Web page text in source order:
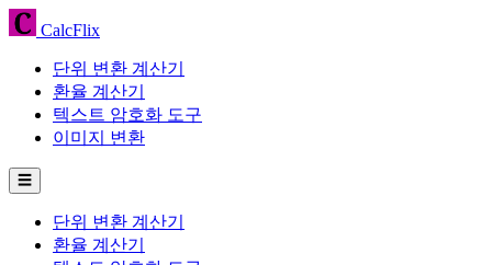
CalcFlix
단위 변환 계산기
환율 계산기
텍스트 암호화 도구
이미지 변환
☰
단위 변환 계산기
환율 계산기